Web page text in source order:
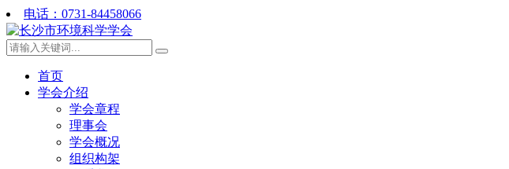
电话：0731-84458066
首页
学会介绍
学会章程
理事会
学会概况
组织构架